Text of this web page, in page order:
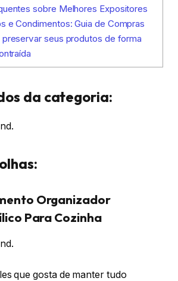
sobre Melhores Expositores
e Condimentos: Guia de Compras
seus produtos de forma
da categoria:
Organizador
Para Cozinha
que gosta de manter tudo